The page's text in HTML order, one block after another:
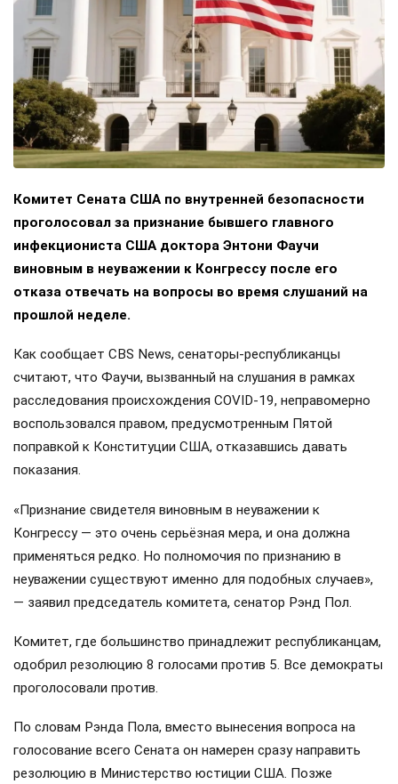
Комитет Сената США по внутренней безопасности
проголосовал за признание бывшего главного
инфекциониста США доктора Энтони Фаучи
виновным в неуважении к Конгрессу после его
отказа отвечать на вопросы во время слушаний на
прошлой неделе.
Как сообщает CBS News, сенаторы-республиканцы
считают, что Фаучи, вызванный на слушания в рамках
расследования происхождения COVID-19, неправомерно
воспользовался правом, предусмотренным Пятой
поправкой к Конституции США, отказавшись давать
показания.
«Признание свидетеля виновным в неуважении к
Конгрессу — это очень серьёзная мера, и она должна
применяться редко. Но полномочия по признанию в
неуважении существуют именно для подобных случаев»,
— заявил председатель комитета, сенатор Рэнд Пол.
Комитет, где большинство принадлежит республиканцам,
одобрил резолюцию 8 голосами против 5. Все демократы
проголосовали против.
По словам Рэнда Пола, вместо вынесения вопроса на
голосование всего Сената он намерен сразу направить
резолюцию в Министерство юстиции США. Позже